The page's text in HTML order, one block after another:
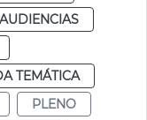
TEMÁTICA
PLENO